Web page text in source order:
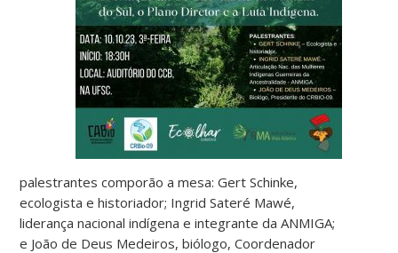
palestrantes comporão a mesa: Gert Schinke,
ecologista e historiador; Ingrid Sateré Mawé,
liderança nacional indígena e integrante da ANMIGA;
e João de Deus Medeiros, biólogo, Coordenador